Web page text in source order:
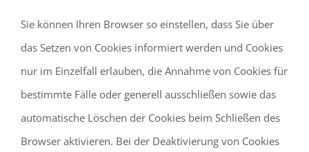
Sie können Ihren Browser so einstellen, dass Sie über
das Setzen von Cookies informiert werden und Cookies
nur im Einzelfall erlauben, die Annahme von Cookies für
bestimmte Fälle oder generell ausschließen sowie das
automatische Löschen der Cookies beim Schließen des
Browser aktivieren. Bei der Deaktivierung von Cookies